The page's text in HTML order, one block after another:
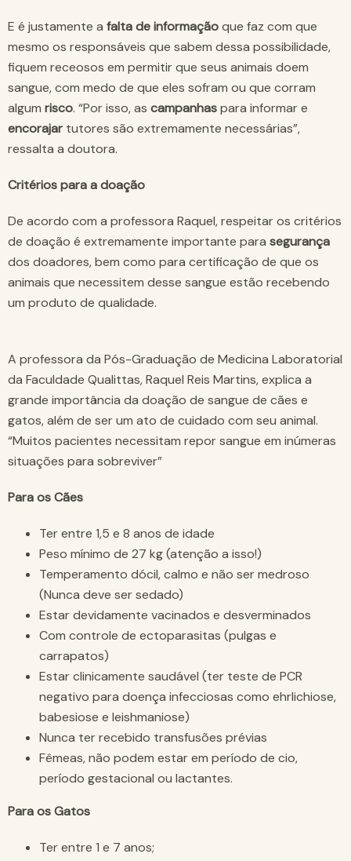
E é justamente a falta de informaçãoque faz com que
mesmo os responsáveis que sabem dessa possibilidade,
fiquem receosos em permitir que seus animais doem
sangue, com medo de que eles sofram ou que corram
algum risco. “Por isso, as campanhaspara informar e
encorajar tutores são extremamente necessárias”,
ressalta a doutora.
Critérios para a doação
De acordo com a professora Raquel, respeitar os critérios
de doação é extremamente importante para segurança
dos doadores, bem como para certificação de que os
animais que necessitem desse sangue estão recebendo
um produto de qualidade.
A professora da Pós-Graduação de Medicina Laboratorial
da Faculdade Qualittas, Raquel Reis Martins, explica a
grande importância da doação de sangue de cães e
gatos, além de ser um ato de cuidado com seu animal.
“Muitos pacientes necessitam repor sangue em inúmeras
situações para sobreviver”
Para os Cães
Ter entre 1,5 e 8 anos de idade
Peso mínimo de 27 kg (atenção a isso!)
Temperamento dócil, calmo e não ser medroso
(Nunca deve ser sedado)
Estar devidamente vacinados e desverminados
Com controle de ectoparasitas (pulgas e
carrapatos)
Estar clinicamente saudável (ter teste de PCR
negativo para doença infecciosas como ehrlichiose,
babesiose e leishmaniose)
Nunca ter recebido transfusões prévias
Fêmeas, não podem estar em período de cio,
período gestacional ou lactantes.
Para os Gatos
Ter entre 1 e 7 anos;